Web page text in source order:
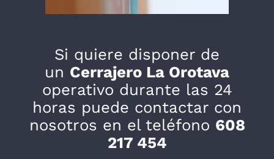
Si quiere disponer de
un Cerrajero La Orotava
operativo durante las 24
horas puede contactar con
nosotros en el teléfono 608
217 454